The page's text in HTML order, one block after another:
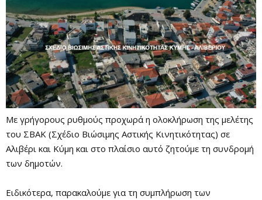
Με γρήγορους ρυθμούς προχωρά η ολοκλήρωση της μελέτης
του ΣΒΑΚ (Σχέδιο Βιώσιμης Αστικής Κινητικότητας) σε
Αλιβέρι και Κύμη και στο πλαίσιο αυτό ζητούμε τη συνδρομή
των δημοτών.
Ειδικότερα, παρακαλούμε για τη συμπλήρωση των